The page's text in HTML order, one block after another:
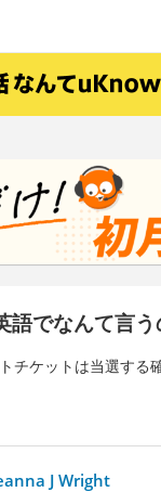
語でなんて言う
チケットは当選す
J Wright